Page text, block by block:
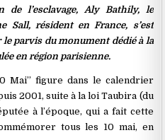
de l’esclavage, Aly Bathily, le
Sall, résident en France, s’est
parvis du monument dédié à la
en région parisienne.
Mai’’ figure dans le calendrier
2001, suite à la loi Taubira (du
à l’époque, qui a fait cette
tous les 10 mai, en